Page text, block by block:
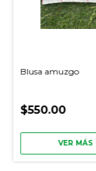
Blusa amuzgo
$550.00
VER MÁS